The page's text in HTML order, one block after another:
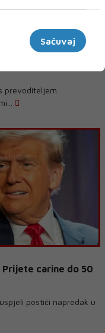
prevoditeljem
Prijete carine do 50
postići napredak u
Sačuvaj